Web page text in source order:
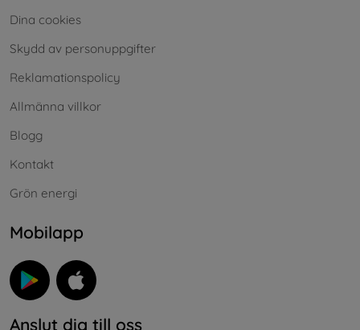
Dina cookies
Skydd av personuppgifter
Reklamationspolicy
Allmänna villkor
Blogg
Kontakt
Grön energi
Mobilapp
Anslut dig till oss